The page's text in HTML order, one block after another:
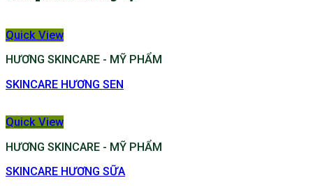
Quick View
HƯƠNG SKINCARE - MỸ PHẨM
SKINCARE HƯƠNG SEN
Quick View
HƯƠNG SKINCARE - MỸ PHẨM
SKINCARE HƯƠNG SỮA